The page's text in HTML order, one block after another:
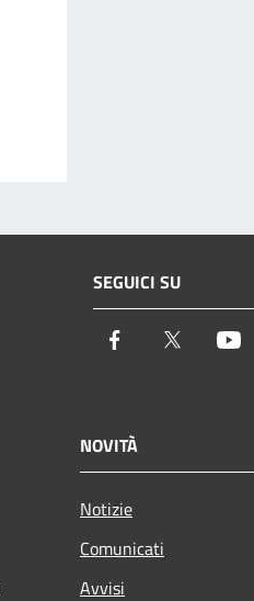
SEGUICI SU
Facebook Twitter
NOVITÀ
Notizie
Comunicati
Avvisi